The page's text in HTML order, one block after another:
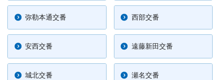
弥勒本通交番 西部交番
安西交番 遠藤新田交番
城北交番 瀬名交番